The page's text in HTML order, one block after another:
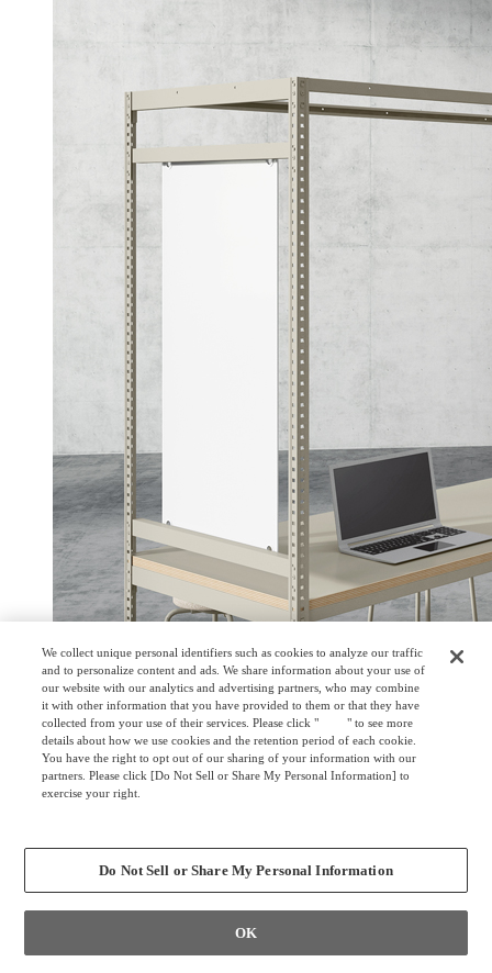
We collect unique personal identifiers such as cookies to analyze our traffic
and to personalize content and ads. We share information about your use of
our website with our analytics and advertising partners, who may combine
it with other information that you have provided to them or that they have
collected from your use of their services. Please click "
here" to see more
details about how we use cookies and the retention period of each cookie.
You have the right to opt out of our sharing of your information with our
partners. Please click [Do Not Sell or Share My Personal Information] to
exercise your right.
Do Not Sell or Share My Personal Information
OK